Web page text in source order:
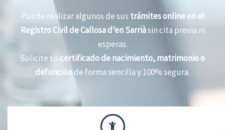
Puede realizar algunos de sus trámites online en el
Registro Civil de Callosa d’en Sarriàsin cita previa ni
esperas.
Solicite su certificado de nacimiento, matrimonio o
defunciónde forma sencilla y 100% segura.